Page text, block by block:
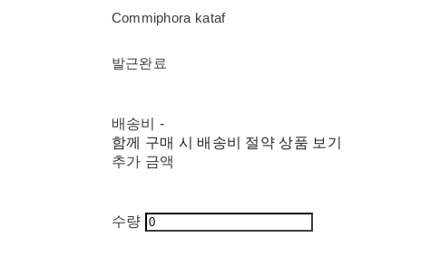
Commiphora kataf
발근완료
배송비 -
함께 구매 시 배송비 절약 상품 보기
추가 금액
수량